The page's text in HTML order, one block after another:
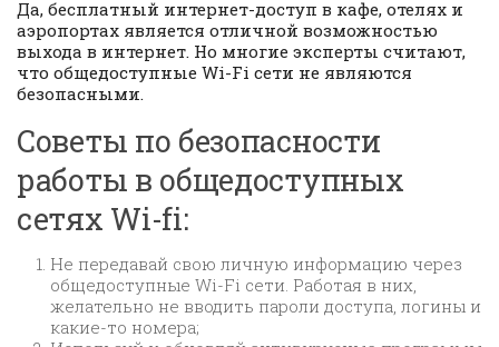
Да, бесплатный интернет-доступ в кафе, отелях и
аэропортах является отличной возможностью
выхода в интернет. Но многие эксперты считают,
что общедоступные Wi-Fi сети не являются
безопасными.
Советы по безопасности
работы в общедоступных
сетях Wi-fi:
Не передавай свою личную информацию через
общедоступные Wi-Fi сети. Работая в них,
желательно не вводить пароли доступа, логины и
какие-то номера;